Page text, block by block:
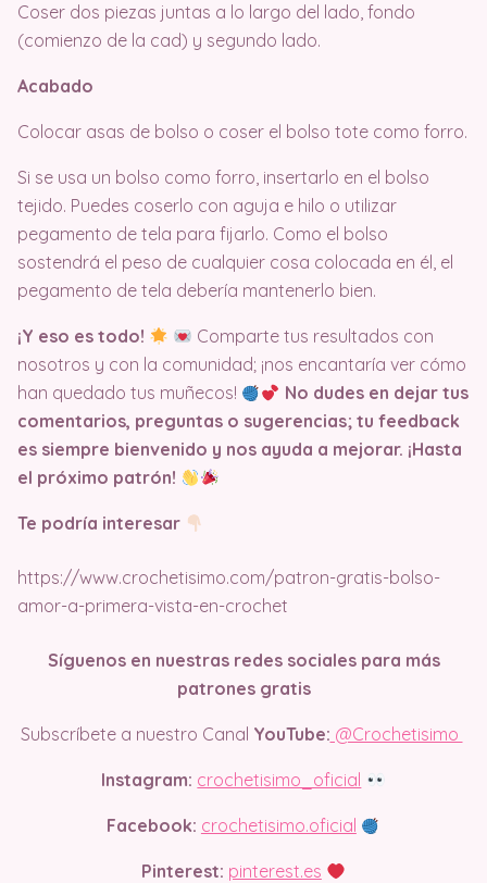
Coser dos piezas juntas a lo largo del lado, fondo
(comienzo de la cad) y segundo lado.
Acabado
Colocar asas de bolso o coser el bolso tote como forro.
Si se usa un bolso como forro, insertarlo en el bolso
tejido. Puedes coserlo con aguja e hilo o utilizar
pegamento de tela para fijarlo. Como el bolso
sostendrá el peso de cualquier cosa colocada en él, el
pegamento de tela debería mantenerlo bien.
¡Y eso es todo!
Comparte tus resultados con
nosotros y con la comunidad; ¡nos encantaría ver cómo
han quedado tus muñecos!
No dudes en dejar tus
comentarios, preguntas o sugerencias; tu feedback
es siempre bienvenido y nos ayuda a mejorar. ¡Hasta
el próximo patrón!
Te podría interesar
https://www.crochetisimo.com/patron-gratis-bolso-
amor-a-primera-vista-en-crochet
Síguenos en nuestras redes sociales para más
patrones gratis
Subscríbete a nuestro Canal YouTube: @Crochetisimo
Instagram: crochetisimo_oficial
Facebook: crochetisimo.oficial
Pinterest: pinterest.es